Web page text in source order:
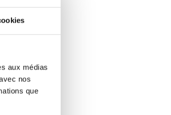
aux médias
nos
que
en